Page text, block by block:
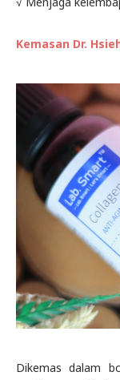
Kemasan Dr.
Dikemas dalam